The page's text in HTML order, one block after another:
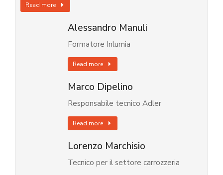
Read more
Alessandro Manuli
Formatore Inlumia
Read more
Marco Dipelino
Responsabile tecnico Adler
Read more
Lorenzo Marchisio
Tecnico per il settore carrozzeria